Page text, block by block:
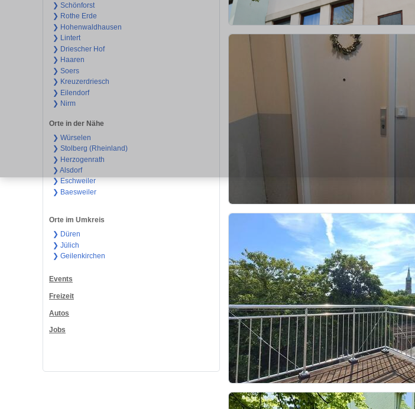
❯ Schönforst
❯ Rothe Erde
❯ Hohenwaldhausen
❯ Lintert
❯ Driescher Hof
❯ Haaren
❯ Soers
❯ Kreuzerdriesch
❯ Eilendorf
❯ Nirm
Orte in der Nähe
❯ Würselen
❯ Stolberg (Rheinland)
❯ Herzogenrath
❯ Alsdorf
❯ Eschweiler
❯ Baesweiler
Orte im Umkreis
❯ Düren
❯ Jülich
❯ Geilenkirchen
Events
Freizeit
Autos
Jobs